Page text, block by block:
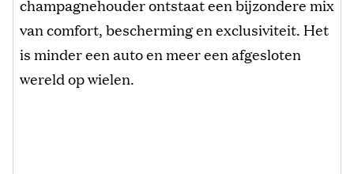
champagnehouder ontstaat een bijzondere mix
van comfort, bescherming en exclusiviteit. Het
is minder een auto en meer een afgesloten
wereld op wielen.